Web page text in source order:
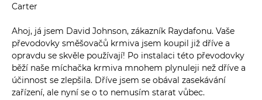
Carter
Ahoj, já jsem David Johnson, zákazník Raydafonu. Vaše
převodovky směšovačů krmiva jsem koupil již dříve a
opravdu se skvěle používají! Po instalaci této převodovky
běží naše míchačka krmiva mnohem plynuleji než dříve a
účinnost se zlepšila. Dříve jsem se obával zasekávání
zařízení, ale nyní se o to nemusím starat vůbec.